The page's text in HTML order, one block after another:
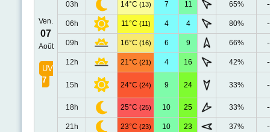
Ven.
07
Août
UV
7
03h 14°C (13) 7 11 65%
06h 11°C (11) 4 4 80%
09h 16°C (16) 6 9 66%
12h 21°C (21) 4 16 42%
15h 24°C (24) 9 24 33%
18h 25°C (25) 10 25 33%
21h 23°C (23) 10 23 37%